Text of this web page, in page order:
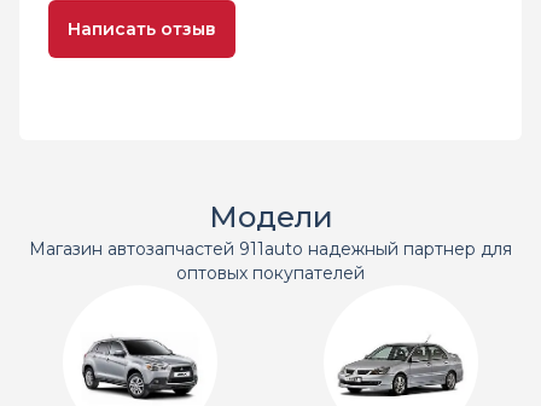
Написать отзыв
Модели
Магазин автозапчастей 911auto надежный партнер для
оптовых покупателей